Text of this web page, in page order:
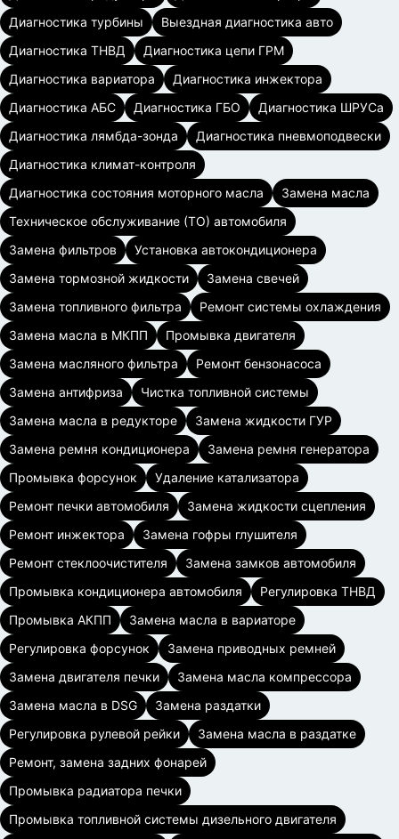
Диагностика турбины
Выездная диагностика авто
Диагностика ТНВД
Диагностика цепи ГРМ
Диагностика вариатора
Диагностика инжектора
Диагностика АБС
Диагностика ГБО
Диагностика ШРУСа
Диагностика лямбда-зонда
Диагностика пневмоподвески
Диагностика климат-контроля
Диагностика состояния моторного масла
Замена масла
Техническое обслуживание (ТО) автомобиля
Замена фильтров
Установка автокондиционера
Замена тормозной жидкости
Замена свечей
Замена топливного фильтра
Ремонт системы охлаждения
Замена масла в МКПП
Промывка двигателя
Замена масляного фильтра
Ремонт бензонасоса
Замена антифриза
Чистка топливной системы
Замена масла в редукторе
Замена жидкости ГУР
Замена ремня кондиционера
Замена ремня генератора
Промывка форсунок
Удаление катализатора
Ремонт печки автомобиля
Замена жидкости сцепления
Ремонт инжектора
Замена гофры глушителя
Ремонт стеклоочистителя
Замена замков автомобиля
Промывка кондиционера автомобиля
Регулировка ТНВД
Промывка АКПП
Замена масла в вариаторе
Регулировка форсунок
Замена приводных ремней
Замена двигателя печки
Замена масла компрессора
Замена масла в DSG
Замена раздатки
Регулировка рулевой рейки
Замена масла в раздатке
Ремонт, замена задних фонарей
Промывка радиатора печки
Промывка топливной системы дизельного двигателя